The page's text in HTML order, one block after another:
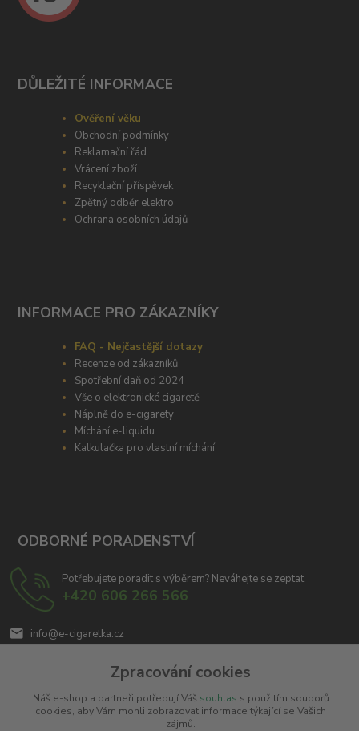
DŮLEŽITÉ INFORMACE
Ověření věku
Obchodní podmínky
Reklamační řád
Vrácení zboží
Recyklační příspěvek
Zpětný odběr elektro
Ochrana osobních údajů
INFORMACE PRO ZÁKAZNÍKY
FAQ - Nejčastější dotazy
Recenze od zákazníků
Spotřební daň od 2024
Vše o elektronické cigaretě
Náplně do e-cigarety
Míchání e-liquidu
Kalkulačka pro vlastní míchání
ODBORNÉ PORADENSTVÍ
Potřebujete poradit s výběrem? Neváhejte se zeptat
+420 606 266 566
info@e-cigaretka.cz
Zpracování cookies
Náš e-shop a partneři potřebují Váš souhlas s použitím souborů
cookies, aby Vám mohli zobrazovat informace týkající se Vašich
zájmů.